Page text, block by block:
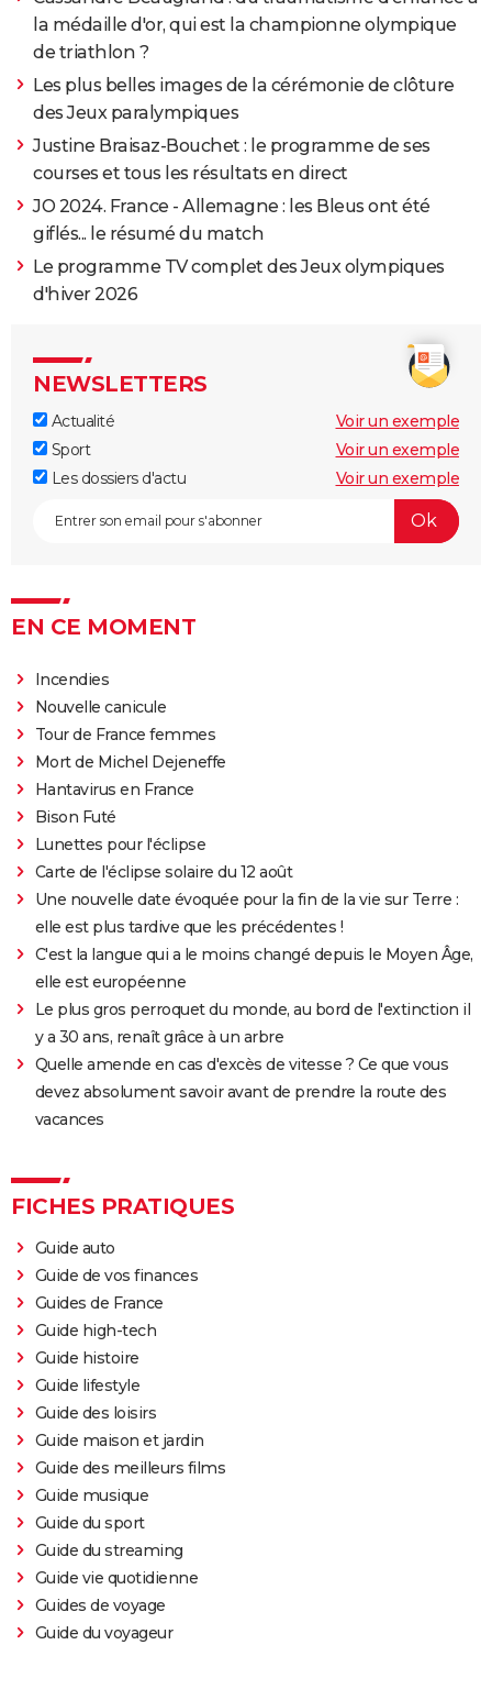
la médaille d'or, qui est la championne olympique
de triathlon ?
Les plus belles images de la cérémonie de clôture
des Jeux paralympiques
Justine Braisaz-Bouchet : le programme de ses
courses et tous les résultats en direct
JO 2024. France - Allemagne : les Bleus ont été
giflés... le résumé du match
Le programme TV complet des Jeux olympiques
d'hiver 2026
NEWSLETTERS
Actualité
Voir un exemple
Sport
Voir un exemple
Les dossiers d'actu
Voir un exemple
EN CE MOMENT
Incendies
Nouvelle canicule
Tour de France femmes
Mort de Michel Dejeneffe
Hantavirus en France
Bison Futé
Lunettes pour l'éclipse
Carte de l'éclipse solaire du 12 août
Une nouvelle date évoquée pour la fin de la vie sur Terre :
elle est plus tardive que les précédentes !
C'est la langue qui a le moins changé depuis le Moyen Âge,
elle est européenne
Le plus gros perroquet du monde, au bord de l'extinction il
y a 30 ans, renaît grâce à un arbre
Quelle amende en cas d'excès de vitesse ? Ce que vous
devez absolument savoir avant de prendre la route des
vacances
FICHES PRATIQUES
Guide auto
Guide de vos finances
Guides de France
Guide high-tech
Guide histoire
Guide lifestyle
Guide des loisirs
Guide maison et jardin
Guide des meilleurs films
Guide musique
Guide du sport
Guide du streaming
Guide vie quotidienne
Guides de voyage
Guide du voyageur